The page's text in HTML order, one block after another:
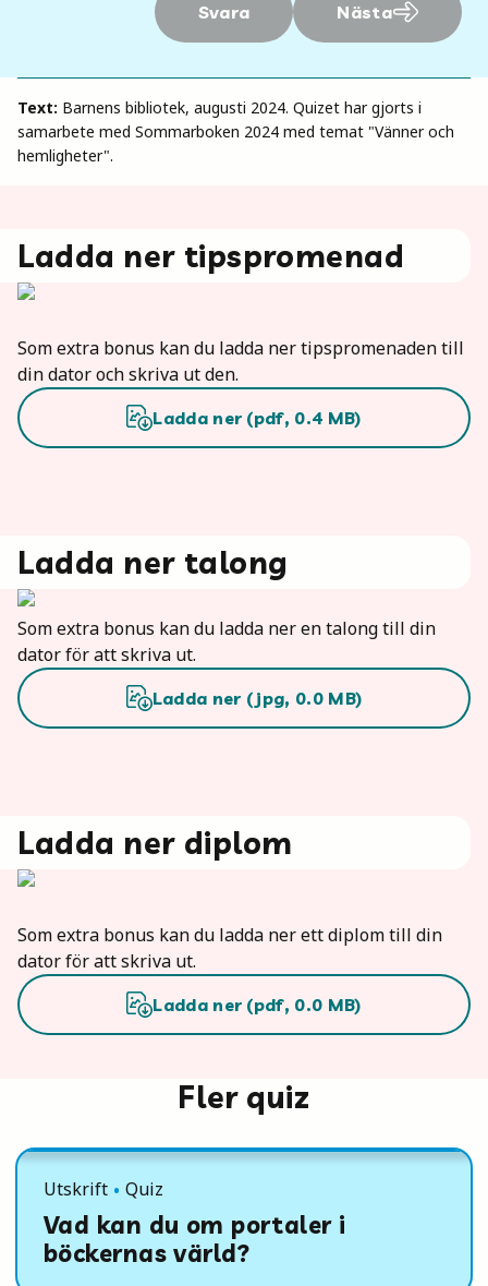
Svara Nästa
Text: Barnens bibliotek, augusti 2024. Quizet har gjorts i
samarbete med Sommarboken 2024 med temat "Vänner och
hemligheter".
Ladda ner tipspromenad
Som extra bonus kan du ladda ner tipspromenaden till
din dator och skriva ut den.
Ladda ner (pdf, 0.4 MB)
Ladda ner talong
Som extra bonus kan du ladda ner en talong till din
dator för att skriva ut.
Ladda ner ( jpg, 0.0MB)
Ladda ner diplom
Som extra bonus kan du ladda ner ett diplom till din
dator för att skriva ut.
Ladda ner (pdf, 0.0 MB)
Fler quiz
Vad kan du om portaler i
böckernas värld?
Utskrift Quiz